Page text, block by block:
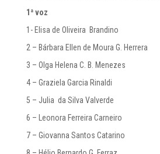
1ª voz
1- Elisa de Oliveira Brandino
2 – Bárbara Ellen de Moura G. Herrera
3 – Olga Helena C. B. Menezes
4 – Graziela Garcia Rinaldi
5 – Julia da Silva Valverde
6 – Leonora Ferreira Carneiro
7 – Giovanna Santos Catarino